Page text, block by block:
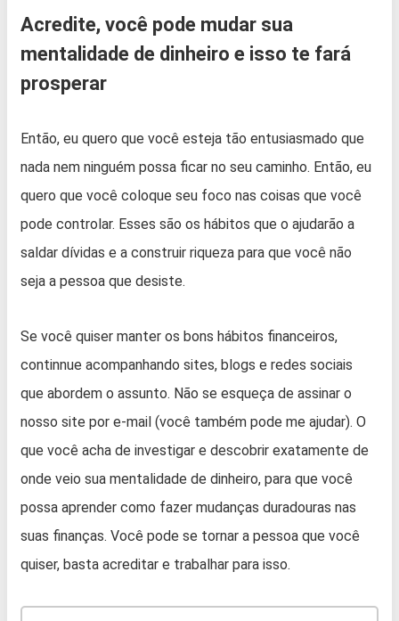
Acredite, você pode mudar sua
mentalidade de dinheiro e isso te fará
prosperar
Então, eu quero que você esteja tão entusiasmado que
nada nem ninguém possa ficar no seu caminho. Então, eu
quero que você coloque seu foco nas coisas que você
pode controlar. Esses são os hábitos que o ajudarão a
saldar dívidas e a construir riqueza para que você não
seja a pessoa que desiste.
Se você quiser manter os bons hábitos financeiros,
continnue acompanhando sites, blogs e redes sociais
que abordem o assunto. Não se esqueça de assinar o
nosso site por e-mail (você também pode me ajudar). O
que você acha de investigar e descobrir exatamente de
onde veio sua mentalidade de dinheiro, para que você
possa aprender como fazer mudanças duradouras nas
suas finanças. Você pode se tornar a pessoa que você
quiser, basta acreditar e trabalhar para isso.